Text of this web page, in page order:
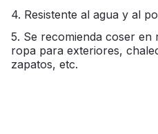
4. Resistente al agua y al
5. Se recomienda coser en
ropa para exteriores,
zapatos, etc.